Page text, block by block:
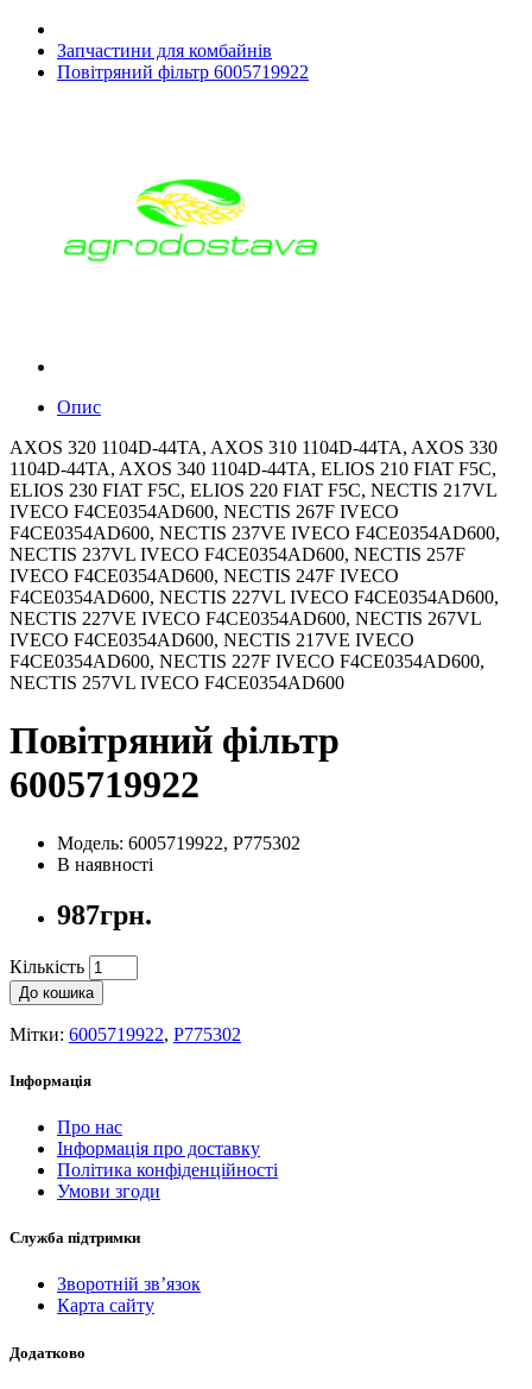
Запчастини для комбайнів
Повітряний фільтр 6005719922
Опис
AXOS 320 1104D-44TA, AXOS 310 1104D-44TA, AXOS 330
1104D-44TA, AXOS 340 1104D-44TA, ELIOS 210 FIAT F5C,
ELIOS 230 FIAT F5C, ELIOS 220 FIAT F5C, NECTIS 217VL
IVECO F4CE0354AD600, NECTIS 267F IVECO
F4CE0354AD600, NECTIS 237VE IVECO F4CE0354AD600,
NECTIS 237VL IVECO F4CE0354AD600, NECTIS 257F
IVECO F4CE0354AD600, NECTIS 247F IVECO
F4CE0354AD600, NECTIS 227VL IVECO F4CE0354AD600,
NECTIS 227VE IVECO F4CE0354AD600, NECTIS 267VL
IVECO F4CE0354AD600, NECTIS 217VE IVECO
F4CE0354AD600, NECTIS 227F IVECO F4CE0354AD600,
NECTIS 257VL IVECO F4CE0354AD600
Повітряний фільтр
6005719922
Модель: 6005719922, P775302
В наявності
987грн.
Кількість
До кошика
Мітки: 6005719922, P775302
Інформація
Про нас
Інформація про доставку
Політика конфіденційності
Умови згоди
Служба підтримки
Зворотній зв’язок
Карта сайту
Додатково